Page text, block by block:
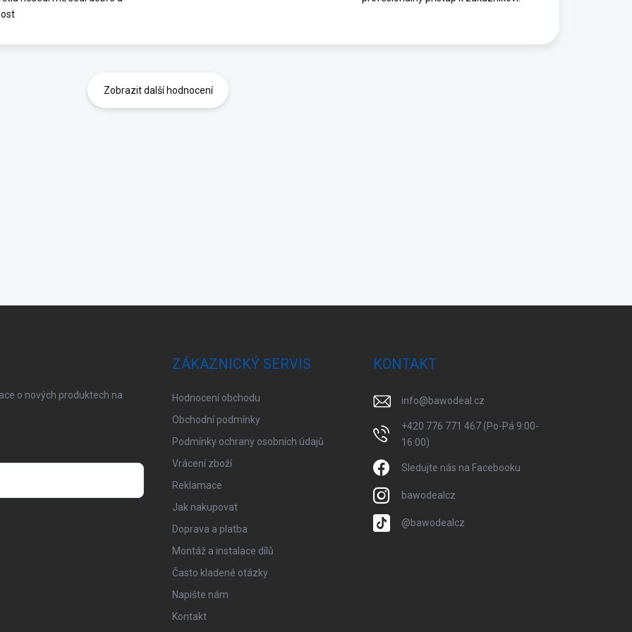
Zobrazit další hodnocení
o nových produktech na
ZÁKAZNICKÝ SERVIS
Hodnocení obchodu
Obchodní podmínky
Podmínky ochrany osobních údajů
Vrácení zboží
Reklamace
Jak nakupovat
Doprava a platba
Montáž a instalace dílů
Často kladené otázky
Napište nám
Kontakt
KONTAKT
info@bawodeal.cz
+420 776 771 467 (Po-Pá 9:00-
16:00)
Sledujte nás na Facebooku
bawodealcz
@bawodealcz